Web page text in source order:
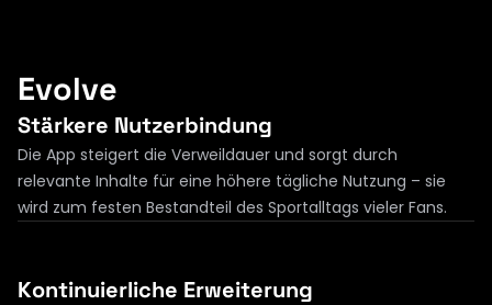
Evolve
Stärkere Nutzerbindung
Die App steigert die Verweildauer und sorgt durch
relevante Inhalte für eine höhere tägliche Nutzung – sie
Kontinuierliche Erweiterung